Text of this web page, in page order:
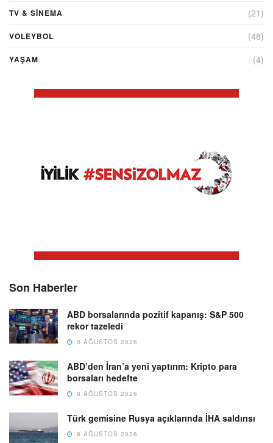
TV & SINEMA (21)
VOLEYBOL (48)
YAŞAM (4)
Son Haberler
ABD borsalarında pozitif kapanış: S&P 500
rekor tazeledi
8 AĞUSTOS 2026
ABD’den İran’a yeni yaptırım: Kripto para
borsaları hedefte
8 AĞUSTOS 2026
Türk gemisine Rusya açıklarında İHA saldırısı
8 AĞUSTOS 2026